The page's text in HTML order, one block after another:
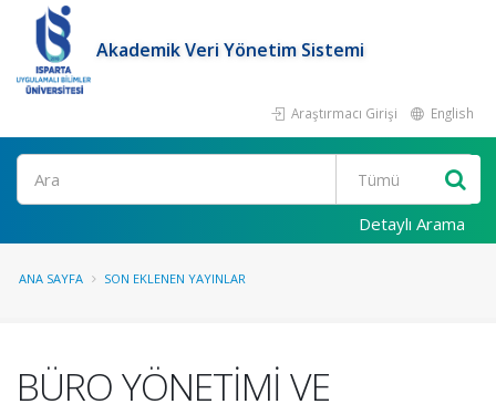
Akademik Veri Yönetim Sistemi
Araştırmacı Girişi English
Ara
Detaylı Arama
ANA SAYFA SON EKLENEN YAYINLAR
BÜRO YÖNETİMİ VE